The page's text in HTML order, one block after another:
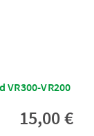
VR200
15,00 €